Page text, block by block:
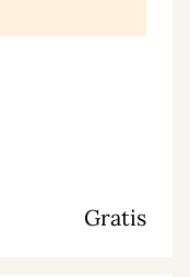
Gratis